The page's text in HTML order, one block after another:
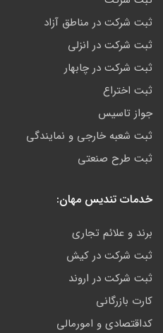
ثبت شرکت در مناطق آزاد
ثبت شرکت در انزلی
ثبت شرکت در چابهار
ثبت اختراع
جواز تاسیس
ثبت شعبه خارجی و نمایندگی
ثبت طرح صنعتی
خدمات تندیس مهان:
برند و علائم تجاری
ثبت شرکت در کیش
ثبت شرکت در اروند
کارت بازرگانی
کداقتصادی و امورمالی